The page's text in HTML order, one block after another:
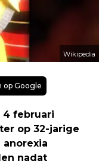
Wikipedia
op Google
4 februari
op 32-jarige
nadat